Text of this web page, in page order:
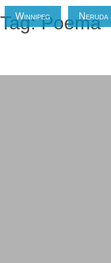
Winnipeg Neruda
Tag: Poema